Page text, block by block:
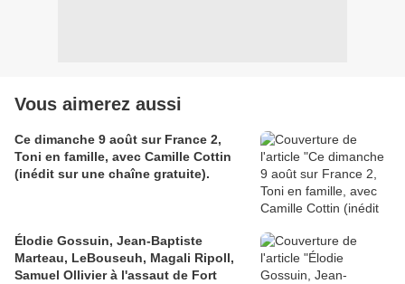
Vous aimerez aussi
Ce dimanche 9 août sur France 2,
Toni en famille, avec Camille Cottin
(inédit sur une chaîne gratuite).
Élodie Gossuin, Jean-Baptiste
Marteau, LeBouseuh, Magali Ripoll,
Samuel Ollivier à l'assaut de Fort